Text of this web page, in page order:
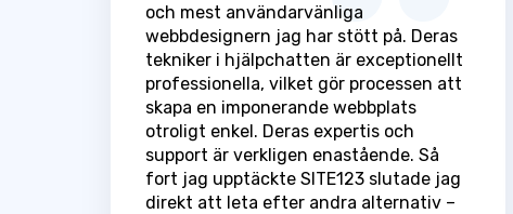
och mest användarvänliga
webbdesignern jag har stött på. Deras
tekniker i hjälpchatten är exceptionellt
professionella, vilket gör processen att
skapa en imponerande webbplats
otroligt enkel. Deras expertis och
support är verkligen enastående. Så
fort jag upptäckte SITE123 slutade jag
direkt att leta efter andra alternativ –